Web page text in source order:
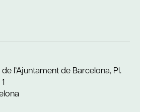
l’Ajuntament de Barcelona, Pl.